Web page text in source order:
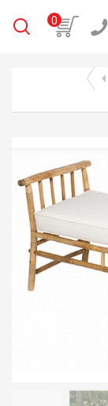
0
arrow_left